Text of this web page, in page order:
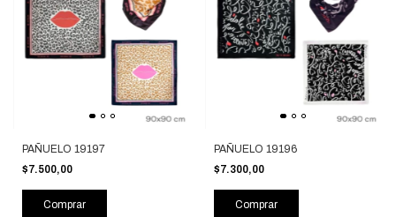
PAÑUELO 19197
$7.500,00
Comprar
PAÑUELO 19196
$7.300,00
Comprar